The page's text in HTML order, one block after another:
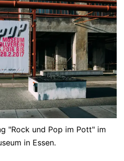
"Rock und Pop im Pott" im
in Essen.